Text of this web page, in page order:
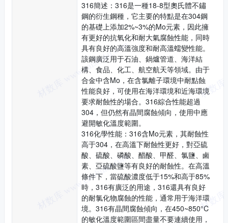
316簡述：316是一種18-8型奧氏體不鏽
鋼的衍生鋼種，它主要的特點是在304鋼
的基礎上添加2%~3%的Mo元素，因此擁
有更好的抗氧化和耐大氣腐蝕性能，同時
具有良好的高溫強度和耐高溫蠕變性能。
該鋼廣泛用于石油、鍋爐管道、海洋結
構、食品、化工、航空航天等領域。由于
合金中含Mo，在含氯離子環境中耐點蝕
性能良好，可使用在海洋環境和近海環境
要求耐蝕性的場合。316綜合性能超過
304，但仍然有晶間腐蝕傾向，使用中應
避開敏化溫度範圍。
316化學性能：316含Mo元素，其耐蝕性
高于304，在高溫下耐蝕性更好，對亞硫
酸、硫酸、磷酸、醋酸、甲醛、氯鹽、鹵
素、亞硫酸鹽等有良好的耐蝕性。在高溫
條件下，當硫酸濃度低于15%和高于85%
時，316有廣泛的用途，316還具有良好
的耐氯化物腐蝕的性能，通常用于海洋環
境。316有晶間腐蝕傾向，在450~850°C
的敏化溫度範圍區間盡量不要連續使用，